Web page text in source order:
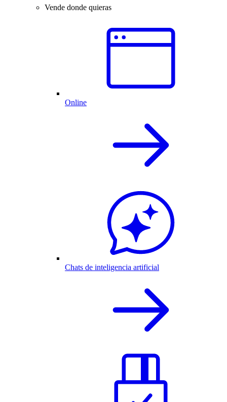
Vende donde quieras
Online
Chats de inteligencia artificial